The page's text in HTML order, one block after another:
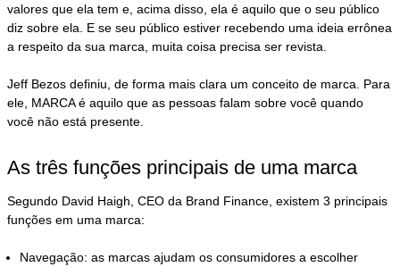
valores que ela tem e, acima disso, ela é aquilo que o seu público
diz sobre ela. E se seu público estiver recebendo uma ideia errônea
a respeito da sua marca, muita coisa precisa ser revista.
Jeff Bezos definiu, de forma mais clara um conceito de marca. Para
ele, MARCA é aquilo que as pessoas falam sobre você quando
você não está presente.
As três funções principais de uma marca
Segundo David Haigh, CEO da Brand Finance, existem 3 principais
funções em uma marca:
Navegação: as marcas ajudam os consumidores a escolher